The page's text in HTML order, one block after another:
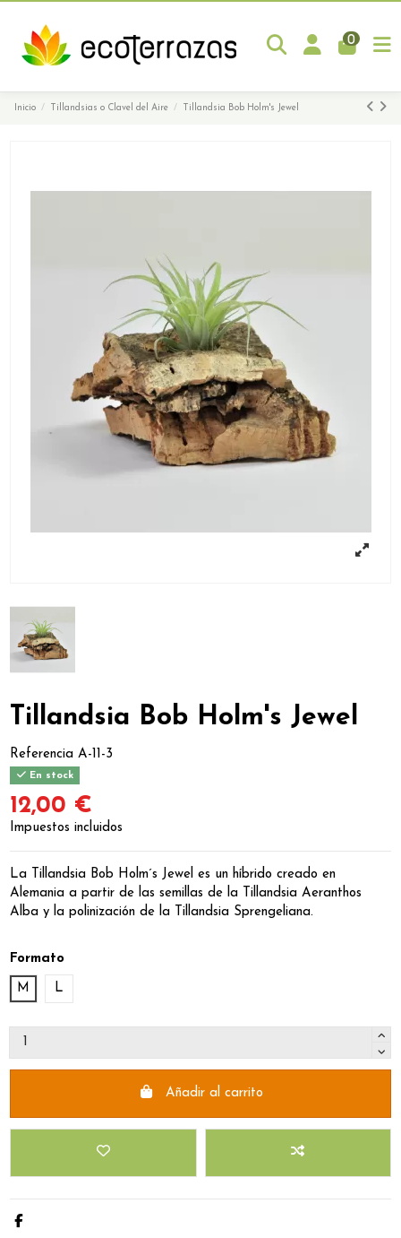
0
Inicio Tillandsias o Clavel del Aire Tillandsia Bob Holm's Jewel
Tillandsia Bob Holm's Jewel
Referencia A-11-3
En stock
12,00 €
Impuestos incluidos
La Tillandsia Bob Holm´s Jewel es un híbrido creado en
Alemania a partir de las semillas de la Tillandsia Aeranthos
Alba y la polinización de la Tillandsia Sprengeliana.
Formato
M L
Añadir al carrito